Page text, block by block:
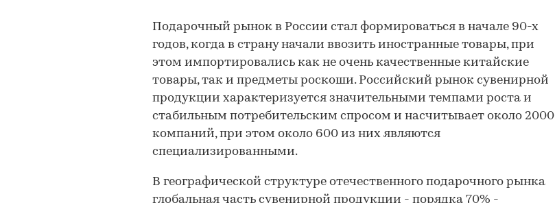
Подарочный рынок в России стал формироваться в начале 90-х
годов, когда в страну начали ввозить иностранные товары, при
этом импортировались как не очень качественные китайские
товары, так и предметы роскоши. Российский рынок сувенирной
продукции характеризуется значительными темпами роста и
стабильным потребительским спросом и насчитывает около 2000
компаний, при этом около 600 из них являются
специализированными.
В географической структуре отечественного подарочного рынка
глобальная часть сувенирной продукции - порядка 70% -